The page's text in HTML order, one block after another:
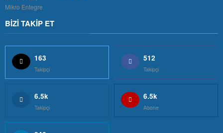
BİZİ TAKİP ET
163
Takipçi
512
Takipçi
6.5k
Takipçi
6.5k
Abone